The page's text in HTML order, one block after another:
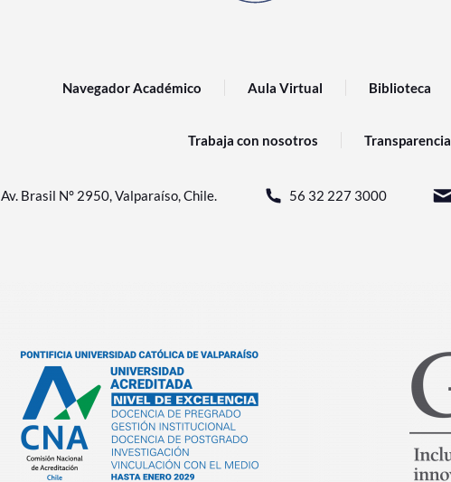
Navegador Académico Aula Virtual Biblioteca
Trabaja con nosotros Transparencia
Av. Brasil N° 2950, Valparaíso, Chile. 56 32 227 3000